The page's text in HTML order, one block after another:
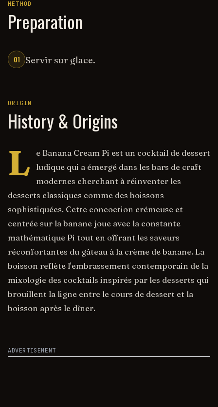
METHOD
Preparation
01 Servir sur glace.
ORIGIN
History & Origins
L
e Banana Cream Pi est un cocktail de dessert
ludique qui a émergé dans les bars de craft
modernes cherchant à réinventer les
desserts classiques comme des boissons
sophistiquées. Cette concoction crémeuse et
centrée sur la banane joue avec la constante
mathématique Pi tout en offrant les saveurs
réconfortantes du gâteau à la crème de banane. La
boisson reflète l'embrassement contemporain de la
mixologie des cocktails inspirés par les desserts qui
brouillent la ligne entre le cours de dessert et la
boisson après le dîner.
ADVERTISEMENT